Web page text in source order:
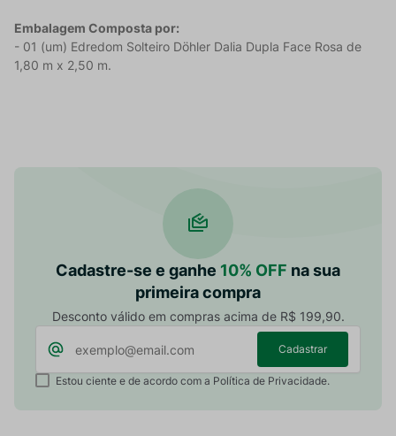
Embalagem Composta por:
- 01 (um) Edredom Solteiro Döhler Dalia Dupla Face Rosa de
1,80 m x 2,50 m.
Cadastre-se e ganhe 10% OFF na sua
primeira compra
Desconto válido em compras acima de R$ 199,90.
Cadastrar
Estou ciente e de acordo com a Política de Privacidade.